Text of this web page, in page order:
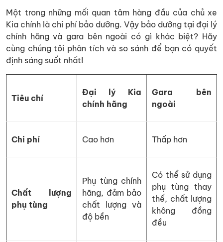
Một trong những mối quan tâm hàng đầu của chủ xe
Kia chính là chi phí bảo dưỡng. Vậy bảo dưỡng tại đại lý
chính hãng và gara bên ngoài có gì khác biệt? Hãy
cùng chúng tôi phân tích và so sánh để bạn có quyết
định sáng suốt nhất!
Tiêu chí
Đại lý Kia
chính hãng
Gara bên
ngoài
Chi phí Cao hơn Thấp hơn
Chất lượng
phụ tùng
Phụ tùng chính
hãng, đảm bảo
chất lượng và
độ bền
Có thể sử dụng
phụ tùng thay
thế, chất lượng
không đồng
đều